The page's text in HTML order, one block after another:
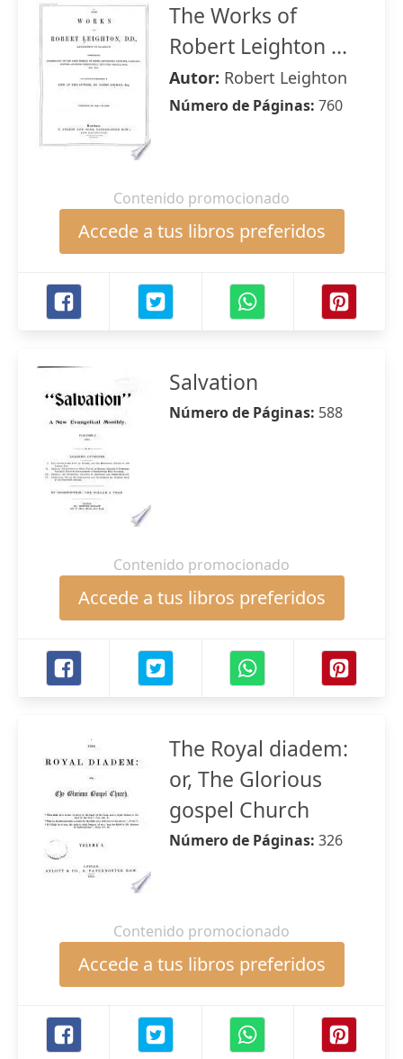
The Works of
Robert Leighton ...
Autor: Robert Leighton
Número de Páginas: 760
Contenido promocionado
Accede a tus libros preferidos
Salvation
Número de Páginas: 588
Contenido promocionado
Accede a tus libros preferidos
The Royal diadem:
or, The Glorious
gospel Church
Número de Páginas: 326
Contenido promocionado
Accede a tus libros preferidos